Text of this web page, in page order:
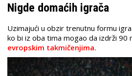
Nigde domaćih igrača
Uzimajući u obzir trenutnu formu
ko bi iz oba tima mogao da izdrži 90
evropskim takmičenjima.